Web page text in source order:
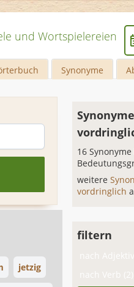
und Wortspielereien
Synonyme
jetzig
16
weitere
vordringlich
filtern
nach Adjektiv
nach Verb (2)